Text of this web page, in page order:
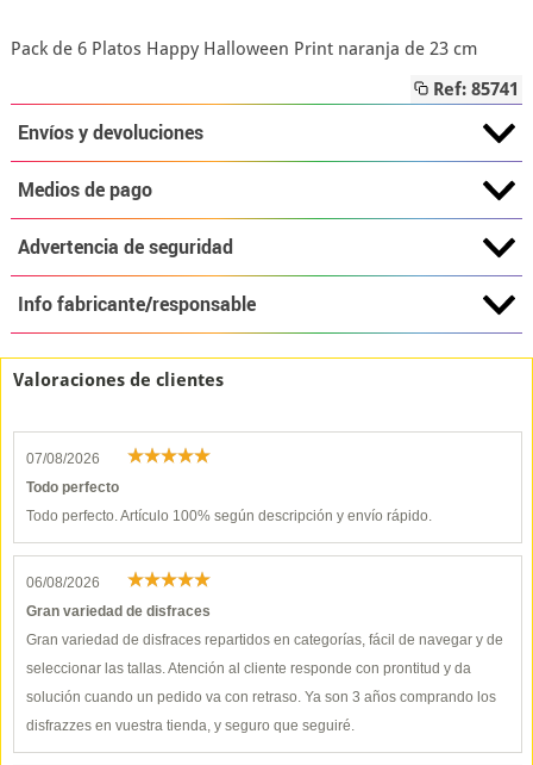
Pack de 6 Platos Happy Halloween Print naranja de 23 cm
Ref: 85741
Envíos y devoluciones
Medios de pago
Advertencia de seguridad
Info fabricante/responsable
Valoraciones de clientes
07/08/2026
Todo perfecto
Todo perfecto. Artículo 100% según descripción y envío rápido.
06/08/2026
Gran variedad de disfraces
Gran variedad de disfraces repartidos en categorías, fácil de navegar y de
seleccionar las tallas. Atención al cliente responde con prontitud y da
solución cuando un pedido va con retraso. Ya son 3 años comprando los
disfrazzes en vuestra tienda, y seguro que seguiré.